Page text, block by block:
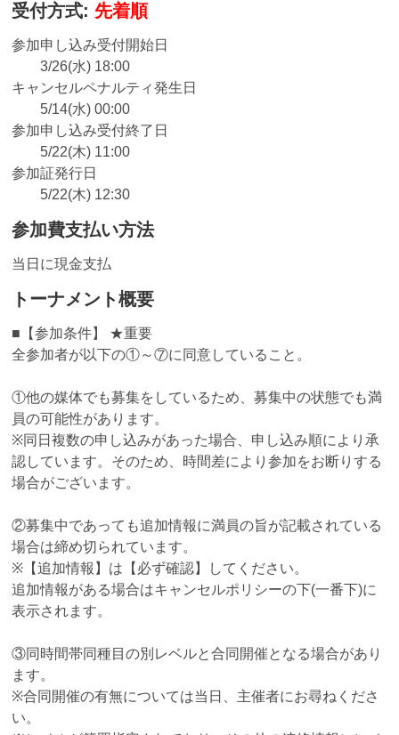
受付方式: 先着順
参加申し込み受付開始日
3/26(水) 18:00
キャンセルペナルティ発生日
5/14(水) 00:00
参加申し込み受付終了日
5/22(木) 11:00
参加証発行日
5/22(木) 12:30
参加費支払い方法
当日に現金支払
トーナメント概要
■【参加条件】 ★重要
全参加者が以下の①～⑦に同意していること。
①他の媒体でも募集をしているため、募集中の状態でも満
員の可能性があります。
※同日複数の申し込みがあった場合、申し込み順により承
認しています。そのため、時間差により参加をお断りする
場合がございます。
②募集中であっても追加情報に満員の旨が記載されている
場合は締め切られています。
※【追加情報】は【必ず確認】してください。
追加情報がある場合はキャンセルポリシーの下(一番下)に
表示されます。
③同時間帯同種目の別レベルと合同開催となる場合があり
ます。
※合同開催の有無については当日、主催者にお尋ねくださ
い。